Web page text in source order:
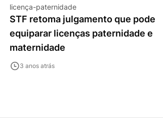
licença-paternidade
STF retoma julgamento que pode
equiparar licenças paternidade e
maternidade
3 anos atrás